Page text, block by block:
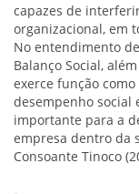
capazes de
organizacional, em
No entendimento
Balanço Social,
exerce função
desempenho social
importante para a
empresa dentro da
Consoante Tinoco